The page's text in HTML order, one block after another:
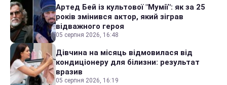
Артед Бей із культової "Мумії": як за 25
років змінився актор, який зіграв
відважного героя
05 серпня 2026, 16:48
Дівчина на місяць відмовилася від
кондиціонеру для білизни: результат
вразив
05 серпня 2026, 16:19